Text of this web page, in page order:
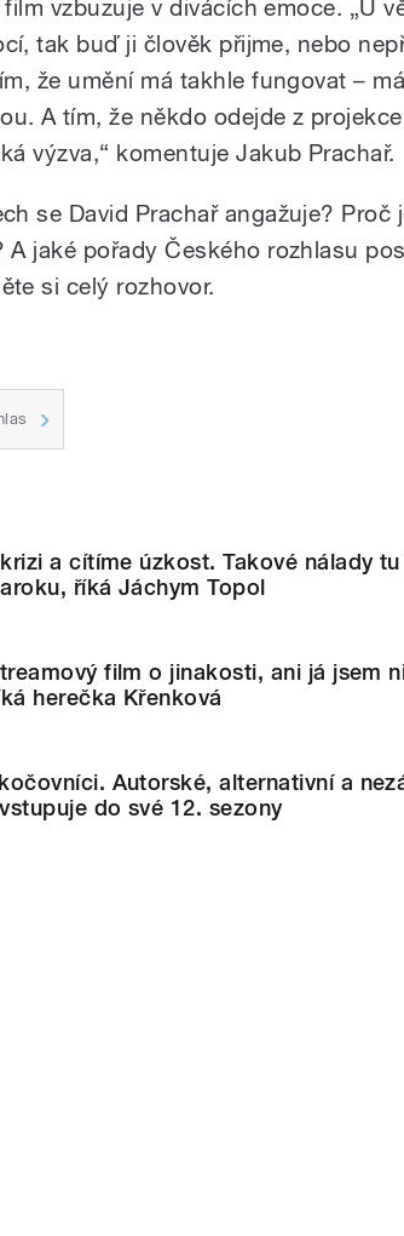
vzbuzuje v divácích emoce. „U
tak buď ji člověk přijme, nebo
že umění má takhle fungovat –
A tím, že někdo odejde z
výzva,“ komentuje Jakub Prachař.
se David Prachař angažuje? Proč
jaké pořady Českého rozhlasu
si celý rozhovor.
a cítíme úzkost. Takové nálady
říká Jáchym Topol
film o jinakosti, ani já jsem
herečka Křenková
Autorské, alternativní a
do své 12. sezony